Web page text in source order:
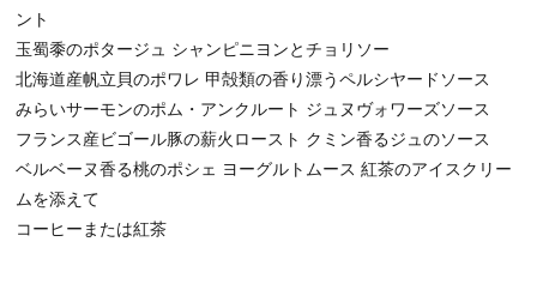
ント
玉蜀黍のポタージュ シャンピニヨンとチョリソー
北海道産帆立貝のポワレ 甲殻類の香り漂うペルシヤードソース
みらいサーモンのポム・アンクルート ジュヌヴォワーズソース
フランス産ビゴール豚の薪火ロースト クミン香るジュのソース
ベルベーヌ香る桃のポシェ ヨーグルトムース 紅茶のアイスクリー
ムを添えて
コーヒーまたは紅茶